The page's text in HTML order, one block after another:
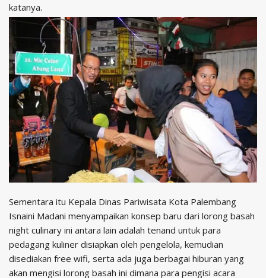
katanya.
Sementara itu Kepala Dinas Pariwisata Kota Palembang
Isnaini Madani menyampaikan konsep baru dari lorong basah
night culinary ini antara lain adalah tenand untuk para
pedagang kuliner disiapkan oleh pengelola, kemudian
disediakan free wifi, serta ada juga berbagai hiburan yang
akan mengisi lorong basah ini dimana para pengisi acara